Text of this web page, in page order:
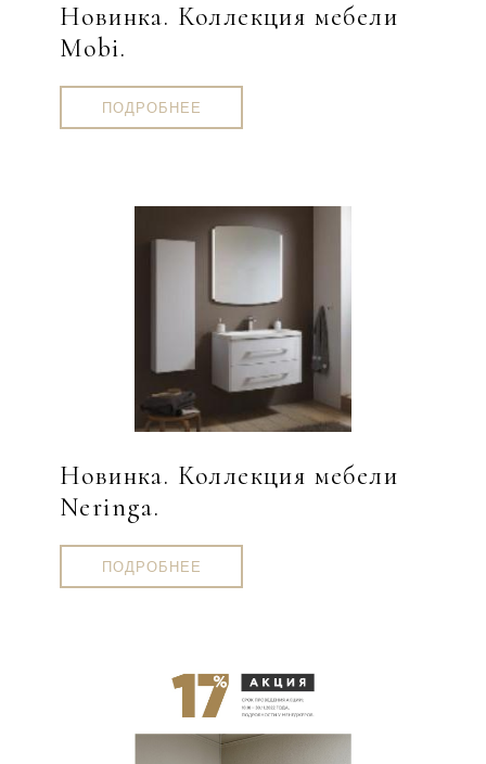
Новинка. Коллекция мебели
Mobi.
ПОДРОБНЕЕ
Новинка. Коллекция мебели
Neringa.
ПОДРОБНЕЕ